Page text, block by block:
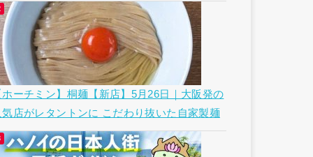
ホーチミン】桐麺【新店】5月26日｜大阪発の
気店がレタントンに こだわり抜いた自家製麺